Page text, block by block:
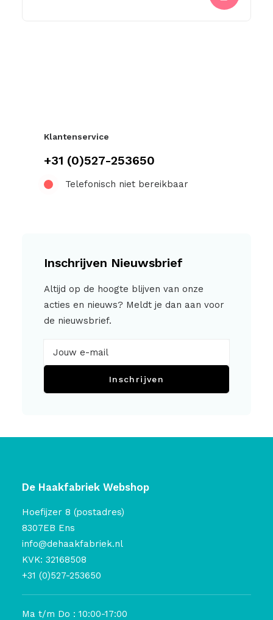
Klantenservice
+31 (0)527-253650
Telefonisch niet bereikbaar
Inschrijven Nieuwsbrief
Altijd op de hoogte blijven van onze
acties en nieuws? Meldt je dan aan voor
de nieuwsbrief.
Inschrijven
De Haakfabriek Webshop
Hoefijzer 8 (postadres)
8307EB Ens
info@dehaakfabriek.nl
KVK: 32168508
+31 (0)527-253650
Ma t/m Do : 10:00-17:00